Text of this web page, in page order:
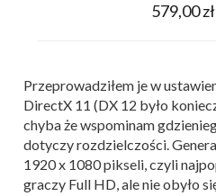
579,00 zł
Przeprowadziłem je w
DirectX 11 (DX 12 było
chyba że wspominam
dotyczy rozdzielczości.
1920 x 1080 pikseli, czyli
graczy Full HD, ale nie obyło